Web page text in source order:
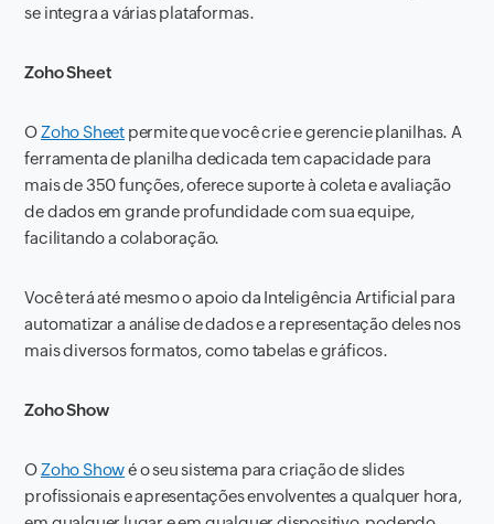
se integra a várias plataformas.
Zoho Sheet
O Zoho Sheet permite que você crie e gerencie planilhas. A
ferramenta de planilha dedicada tem capacidade para
mais de 350 funções, oferece suporte à coleta e avaliação
de dados em grande profundidade com sua equipe,
facilitando a colaboração.
Você terá até mesmo o apoio da Inteligência Artificial para
automatizar a análise de dados e a representação deles nos
mais diversos formatos, como tabelas e gráficos.
Zoho Show
O Zoho Showé o seu sistema para criação de slides
profissionais e apresentações envolventes a qualquer hora,